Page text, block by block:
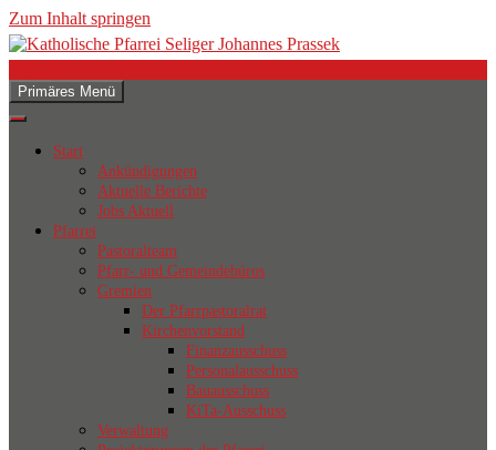
Zum Inhalt springen
Katholische Pfarrei Seliger
Johannes Prassek
Primäres Menü
Start
Ankündigungen
Aktuelle Berichte
Jobs Aktuell
Pfarrei
Pastoralteam
Pfarr- und Gemeindebüros
Gremien
Der Pfarrpastoralrat
Kirchenvorstand
Finanzausschuss
Personalausschuss
Bauausschuss
KiTa-Ausschuss
Verwaltung